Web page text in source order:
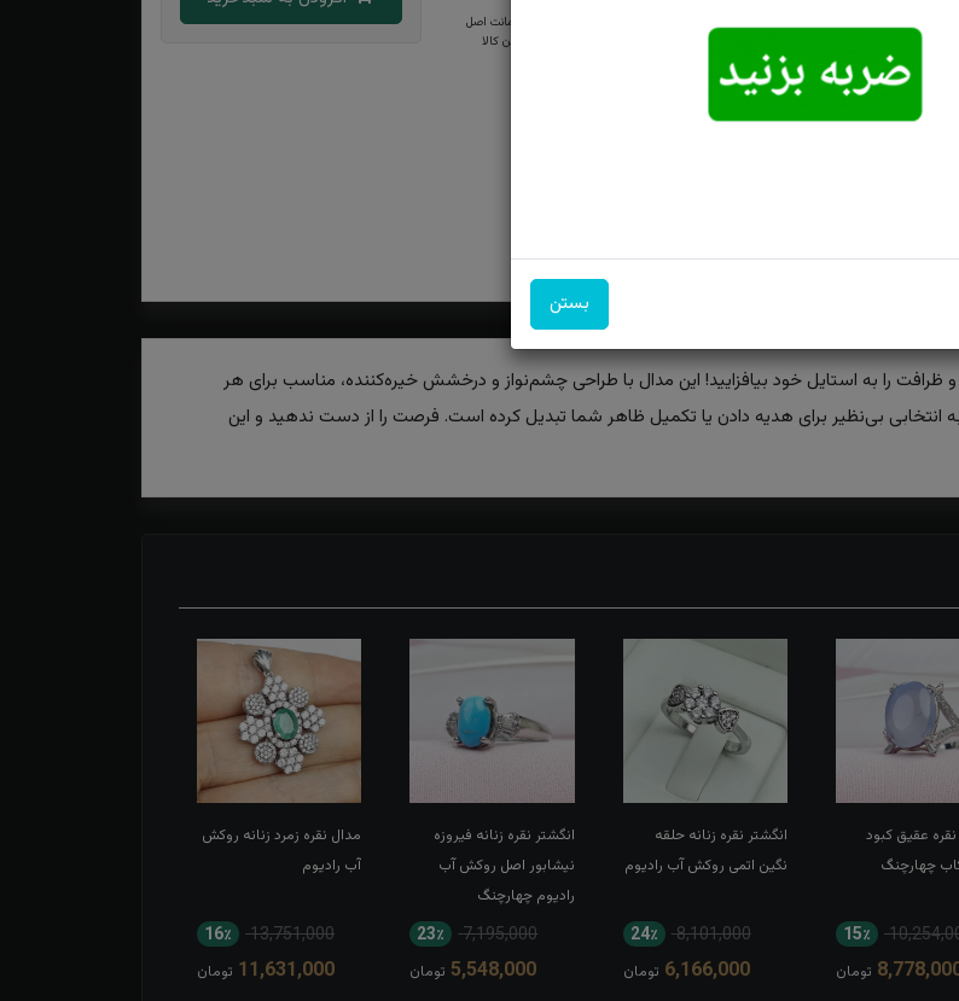
امکان تحویل
اکسپرس
امکان پرداخت
ضمانت اصل
بودن کالا
و ظرافت را به استایل خود بیافزایید! این مدال با طراحی چشم‌نواز و درخشش خیره‌کننده، مناسب برای هر
انتخابی بی‌نظیر برای هدیه دادن یا تکمیل ظاهر شما تبدیل کرده است. فرصت را از دست ندهید و این
نقره عقیق کبود
چهارچنگ
15٪
تومان
انگشتر نقره زنانه حلقه
نگین اتمی روکش آب رادیوم
8,101,000 24٪
6,166,000 تومان
انگشتر نقره زنانه فیروزه
نیشابور اصل روکش آب
رادیوم چهارچنگ
7,195,000 23٪
5,548,000 تومان
مدال نقره زمرد زنانه روکش
آب رادیوم
13,751,000 16٪
11,631,000 تومان
بستن